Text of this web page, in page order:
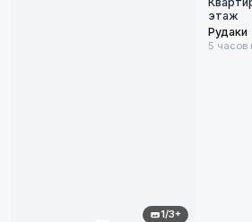
объявлений по
1/3+
этаж
Рудаки
5 часов